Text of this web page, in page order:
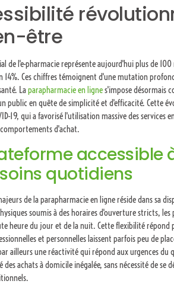
être
de l'e-pharmacie représente aujourd'hui plus de
14%. Ces chiffres témoignent d'une mutation
Laparapharmacie en lignes'impose désormais
public en quête de simplicité et d'efficacité. Cette
19, qui a favorisé l'utilisation massive des services
d'achat.
accessible
quotidiens
de la parapharmacie en ligne réside dans sa
soumis à des horaires d'ouverture stricts,
heure du jour et de la nuit. Cette flexibilité répond
et personnelles laissent parfois peu de
ailleurs une réactivité qui répond aux urgences du
achats à domicile inégalée, sans nécessité de se